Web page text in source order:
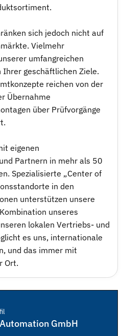
sich jedoch nicht auf
Vielmehr
umfangreichen
Ihrer geschäftlichen Ziele.
reichen von der
Übernahme
über Prüfvorgänge
eigenen
Partnern in mehr als 50
Spezialisierte „Center of
in den
unterstützen unsere
unseres
lokalen Vertriebs- und
es uns, internationale
und das immer mit
Ort.
GmbH